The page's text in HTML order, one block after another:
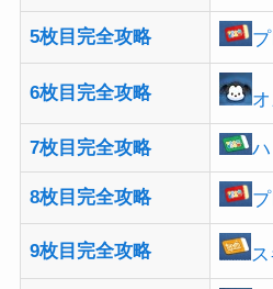
5枚目完全攻略
6枚目完全攻略
7枚目完全攻略
8枚目完全攻略
9枚目完全攻略